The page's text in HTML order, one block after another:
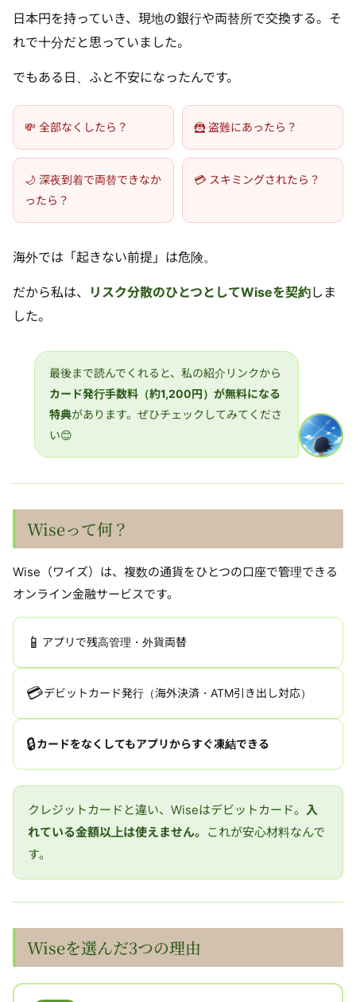
日本円を持っていき、現地の銀行や両替所で交換する。そ
れで十分だと思っていました。
でもある日、ふと不安になったんです。
💸 全部なくしたら？ 🦹 盗難にあったら？
🌙 深夜到着で両替できなか
ったら？
💳 スキミングされたら？
海外では「起きない前提」は危険。
だから私は、 リスク分散のひとつとしてWiseを契約しま
した。
最後まで読んでくれると、私の紹介リンクから
カード発行手数料（約1,200円）が無料になる
特典があります。ぜひチェックしてみてくださ
い😊
Wiseって何？
Wise（ワイズ）は、複数の通貨をひとつの口座で管理できる
オンライン金融サービスです。
📱 アプリで残高管理・外貨両替
💳デビットカード発行（海外決済・ATM引き出し対応）
🔒カードをなくしてもアプリからすぐ凍結できる
クレジットカードと違い、Wiseはデビットカード。 入
れている金額以上は使えません。 これが安心材料なんで
す。
Wiseを選んだ3つの理由